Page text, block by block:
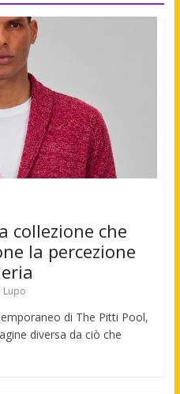
collezione che
la percezione
Lupo
di The Pitti Pool,
diversa da ciò che